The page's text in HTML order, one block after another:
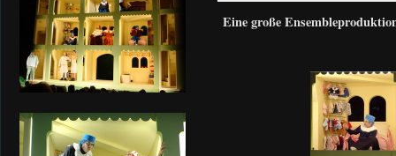
Eine große